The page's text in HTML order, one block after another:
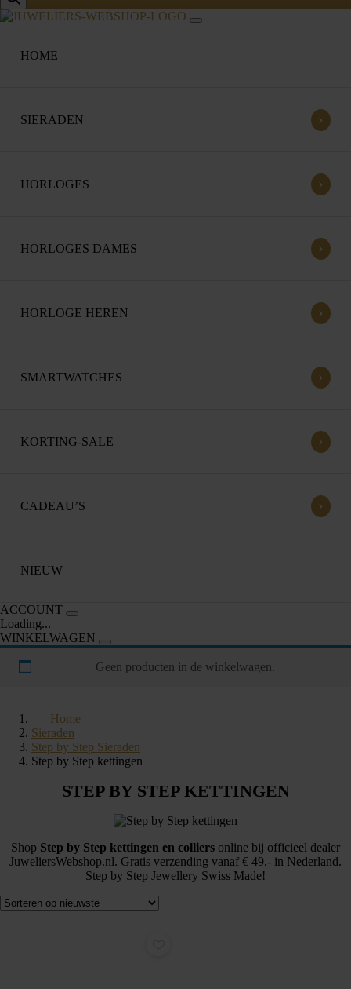
HOME
SIERADEN ›
HORLOGES ›
HORLOGES DAMES ›
HORLOGE HEREN ›
SMARTWATCHES ›
KORTING-SALE ›
CADEAU’S ›
NIEUW
ACCOUNT
Loading...
WINKELWAGEN
Geen producten in de winkelwagen.
Home
Sieraden
Step by Step Sieraden
Step by Step kettingen
STEP BY STEP KETTINGEN
Shop Step by Step kettingen en colliers online bij officieel dealer
JuweliersWebshop.nl. Gratis verzending vanaf € 49,- in Nederland.
Step by Step Jewellery Swiss Made!